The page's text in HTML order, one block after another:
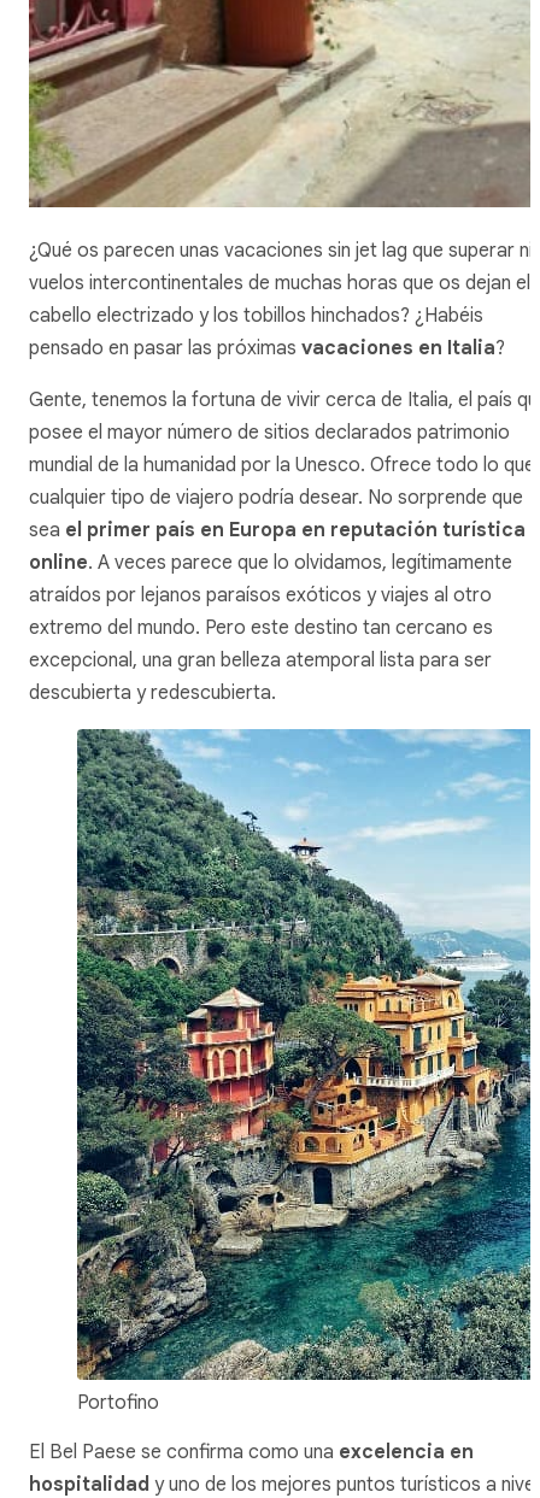
¿Qué os parecen unas vacaciones sin jet lag que superar ni
vuelos intercontinentales de muchas horas que os dejan el
cabello electrizado y los tobillos hinchados? ¿Habéis
pensado en pasar las próximas vacaciones en Italia?
Gente, tenemos la fortuna de vivir cerca de Italia, el país
posee el mayor número de sitios declarados patrimonio
mundial de la humanidad por la Unesco. Ofrece todo lo que
cualquier tipo de viajero podría desear. No sorprende que
sea el primer país en Europa en reputación turística
online. A veces parece que lo olvidamos, legítimamente
atraídos por lejanos paraísos exóticos y viajes al otro
extremo del mundo. Pero este destino tan cercano es
excepcional, una gran belleza atemporal lista para ser
descubierta y redescubierta.
Portofino
El Bel Paese se confirma como una excelencia en
hospitalidad y uno de los mejores puntos turísticos a nivel